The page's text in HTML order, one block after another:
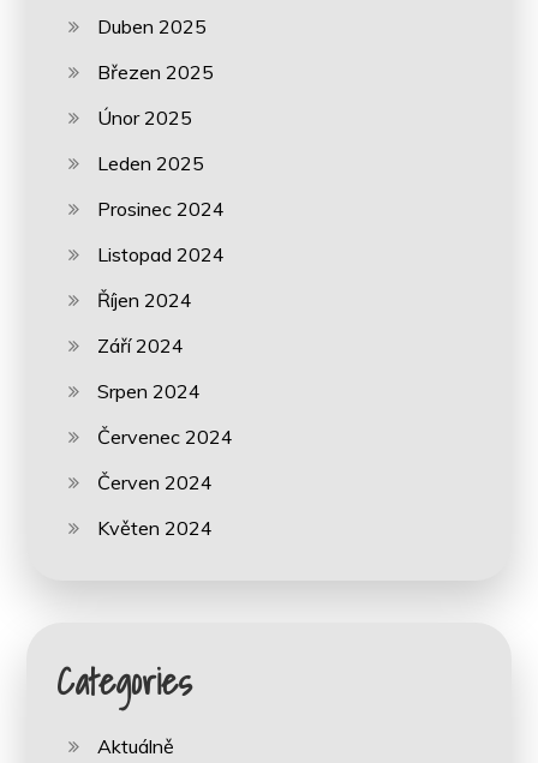
Duben 2025
Březen 2025
Únor 2025
Leden 2025
Prosinec 2024
Listopad 2024
Říjen 2024
Září 2024
Srpen 2024
Červenec 2024
Červen 2024
Květen 2024
Categories
Aktuálně